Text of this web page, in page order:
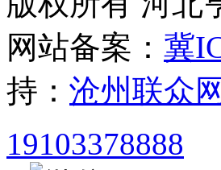
网站备案： 冀
持： 沧州联众
19103378888